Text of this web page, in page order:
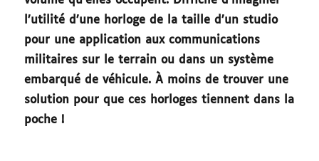
l’utilité d’une horloge de la taille d’un studio
pour une application aux communications
militaires sur le terrain ou dans un système
embarqué de véhicule. À moins de trouver une
solution pour que ces horloges tiennent dans la
poche !